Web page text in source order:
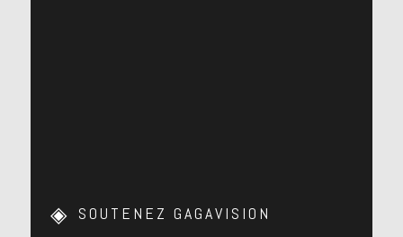
SOUTENEZ GAGAVISION